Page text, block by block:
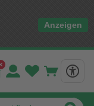
Anzeigen